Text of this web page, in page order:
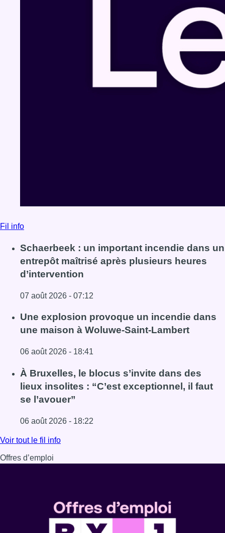
Fil info
Schaerbeek : un important incendie dans un
entrepôt maîtrisé après plusieurs heures
d’intervention
07 août 2026 - 07:12
Lire l'article Schaerbeek : un important incendie dans un
Une explosion provoque un incendie dans
une maison à Woluwe-Saint-Lambert
06 août 2026 - 18:41
Lire l'article Une explosion provoque un incendie dans
À Bruxelles, le blocus s’invite dans des
lieux insolites : “C’est exceptionnel, il faut
se l’avouer”
06 août 2026 - 18:22
Lire l'article À Bruxelles, le blocus s’invite dans des lieux
Voir tout le fil info
Offres d’emploi